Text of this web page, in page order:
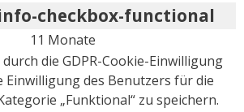
checkbox-functional
11 Monate
die GDPR-Cookie-Einwilligung
Einwilligung des Benutzers für die
„Funktional“ zu speichern.